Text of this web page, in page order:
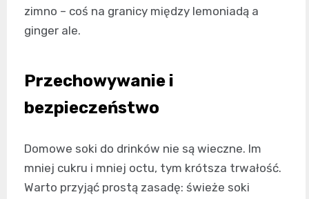
zimno – coś na granicy między lemoniadą a
ginger ale.
Przechowywanie i
bezpieczeństwo
Domowe soki do drinków nie są wieczne. Im
mniej cukru i mniej octu, tym krótsza trwałość.
Warto przyjąć prostą zasadę: świeże soki